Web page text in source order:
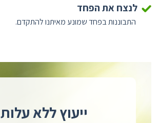
לנצח את הפחד
התבוננות בפחד שמונע מאיתנו להתקדם.
ייעוץ ללא עלות